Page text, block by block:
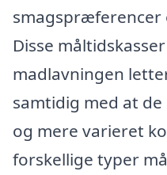
Disse
madlavningen
samtidig med at
og mere varieret
forskellige typer